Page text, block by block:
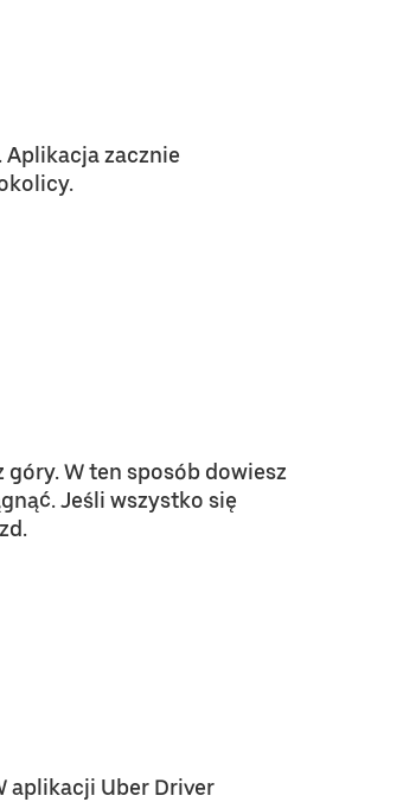
Aplikacja zacznie
W ten sposób dowiesz
Jeśli wszystko się
aplikacji Uber Driver